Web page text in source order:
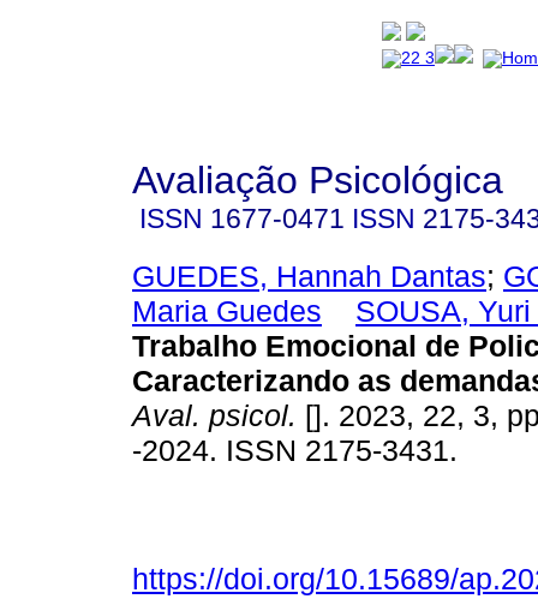
Avaliação Psicológica
ISSN 1677-0471 ISSN 2175-
GUEDES, Hannah Dantas;
Maria Guedes
SOUSA,
Trabalho Emocional de
Caracterizando as
Aval. psicol. []. 2023, 22, 3,
-2024. ISSN 2175-3431.
https://doi.org/10.15689/